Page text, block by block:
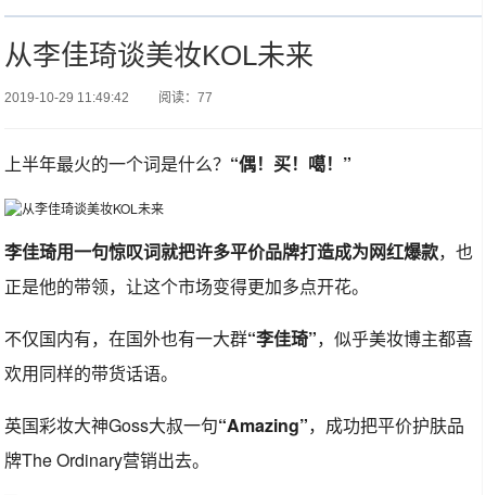
从李佳琦谈美妆KOL未来
2019-10-29 11:49:42 阅读：77
上半年最火的一个词是什么？ “偶！买！噶！”
李佳琦用一句惊叹词就把许多平价品牌打造成为网红爆款，也
正是他的带领，让这个市场变得更加多点开花。
不仅国内有，在国外也有一大群“李佳琦”，似乎美妆博主都喜
欢用同样的带货话语。
英国彩妆大神Goss大叔一句“Amazing”，成功把平价护肤品
牌The Ordinary营销出去。